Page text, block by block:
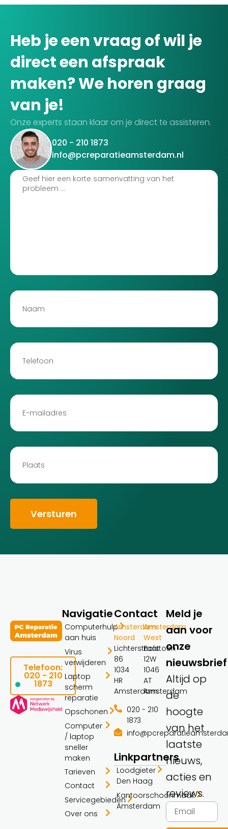
Heb je een vraag of wil je
direct een afspraak
maken? We horen graag
van je!
Onze experts staan klaar om je direct te assisteren.
020 - 210 1873
info@pcreparatieamsterdam.nl
Versturen
Telefoon:
020 - 210
1873
Navigatie
Computerhulp
aan huis
Virus
verwijderen
Laptop
scherm
reparatie
Opschonen
Computer
/ laptop
sneller
maken
Tarieven
Contact
Servicegebieden
Over ons
Contact
Amsterdam
Noord
Lichterstraat
86
1034
HR
Amsterdam
Amsterdam
West
Bolstoen
12W
1046
AT
Amsterdam
020 - 210
1873
Linkpartners
Loodgieter
Den Haag
Kantoorschoonmaak
Amsterdam
Meld je
aan voor
onze
nieuwsbrief
Altijd op
de
hoogte
van het
laatste
nieuws,
acties en
reviews.